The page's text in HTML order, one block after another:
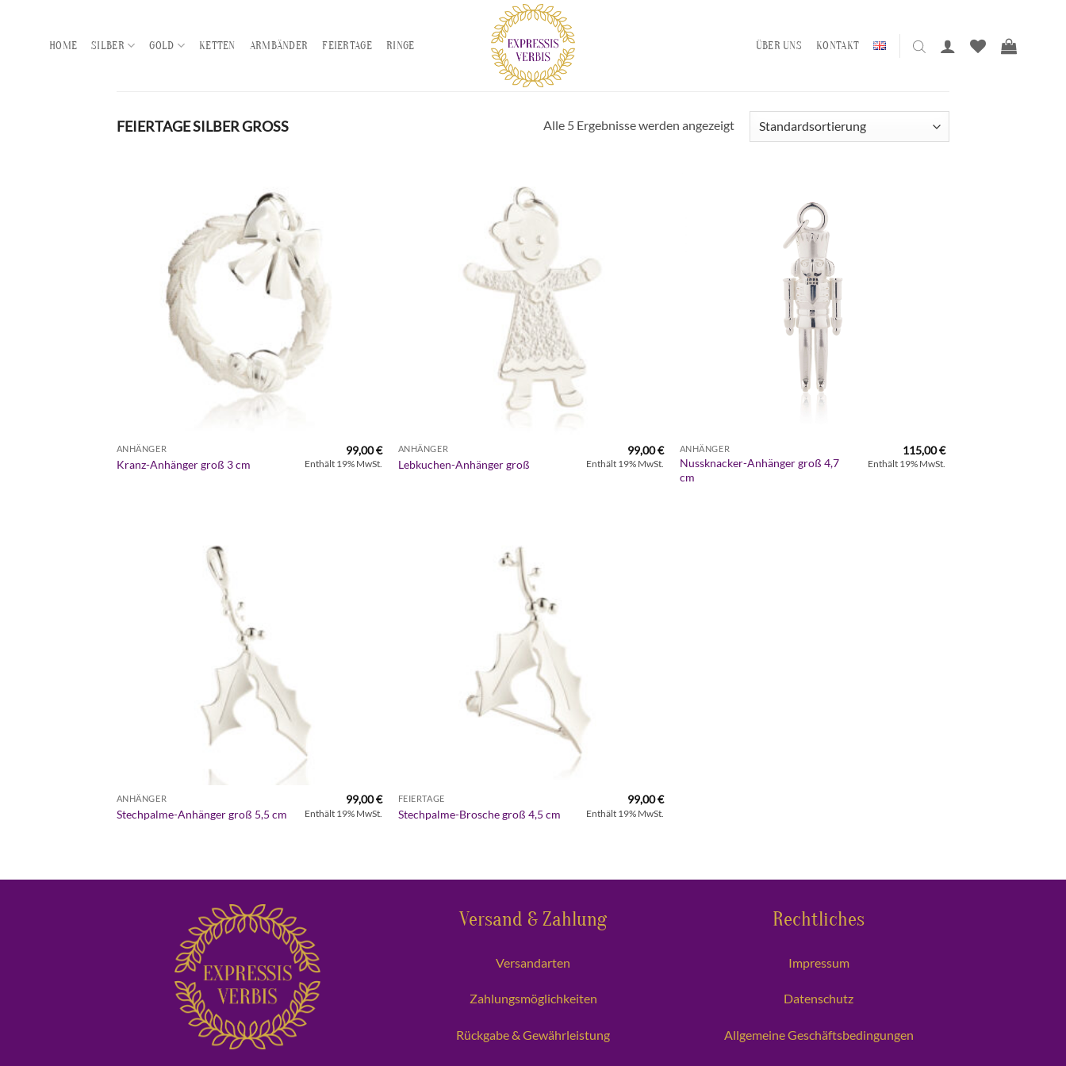
HOME SILBER GOLD KETTEN ARMBÄNDER FEIERTAGE RINGE ÜBER UNS KONTAKT
FEIERTAGE SILBER GROSS Alle 5 Ergebnisse werden angezeigt
ANHÄNGER
Kranz-Anhänger groß 3 cm
99,00€
Enthält 19% MwSt.
ANHÄNGER
Lebkuchen-Anhänger groß
99,00€
Enthält 19% MwSt.
ANHÄNGER
Nussknacker-Anhänger groß 4,7
cm
115,00€
Enthält 19% MwSt.
ANHÄNGER
Stechpalme-Anhänger groß 5,5 cm
99,00€
Enthält 19% MwSt.
FEIERTAGE
Stechpalme-Brosche groß 4,5 cm
99,00€
Enthält 19% MwSt.
Versand & Zahlung
Versandarten
Zahlungsmöglichkeiten
Rückgabe & Gewährleistung
Rechtliches
Impressum
Datenschutz
Allgemeine Geschäftsbedingungen